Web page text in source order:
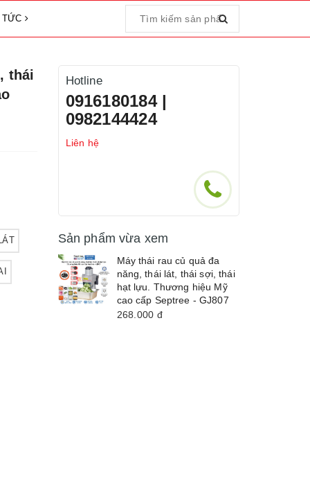
TỨC
thái
Hotline
0916180184 |
0982144424
Liên hệ
Sản phẩm vừa xem
Máy thái rau củ quả đa
năng, thái lát, thái sợi, thái
hạt lựu. Thương hiệu Mỹ
cao cấp Septree - GJ807
268.000 đ